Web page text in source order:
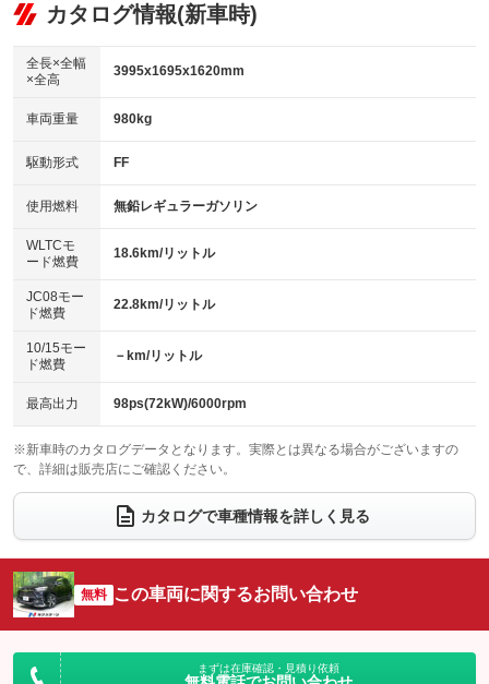
リフトアップ
：装備なし
：装備なし
パワーウィンドウ
アイドリングストップ
：装備あり
USB入力端子
：装備なし
100V電源
：装備なし
センターデフロック
：装備なし
電動格納ミラー
：装備あり
ビジュアル：-／DVD再生
：装備あり
アルミホイール：17インチ
：装備あり
HID(キセノンライト)
バックカメラ
エアロ
：装備あり
ローダウン
：装備なし
ベンチシート
：装備なし
チップアップシート
：装備なし
電動格納サードシート
：装備なし シートヒーター
：装備あり
ウォークスルー
電動リアゲート フロントカメラ
：装備あり
シートエアコン
：装備なし 全周囲カメラ
：装備あり
サイドカメラ
：装備あり ルーフレール
：装備なし
エアサスペンション ヘッドライトウォッシャー
カタログ情報(新車時)
全長×全幅
×全高
3995x1695x1620mm
車両重量 980kg
駆動形式 FF
使用燃料 無鉛レギュラーガソリン
WLTCモ
ード燃費
18.6km/リットル
JC08モー
ド燃費
22.8km/リットル
10/15モー
ド燃費
－km/リットル
最高出力 98ps(72kW)/6000rpm
※新車時のカタログデータとなります。実際とは異なる場合がございますの
で、詳細は販売店にご確認ください。
カタログで車種情報を詳しく見る
無料 この車両に関するお問い合わせ
まずは在庫確認・見積り依頼